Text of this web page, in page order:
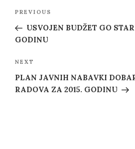
Post
Previous
Post
PREVIOUS
USVOJEN BUDŽET GO
GODINU
Next
Post
NEXT
PLAN JAVNIH NABAVKI
RADOVA ZA 2015. GODINU